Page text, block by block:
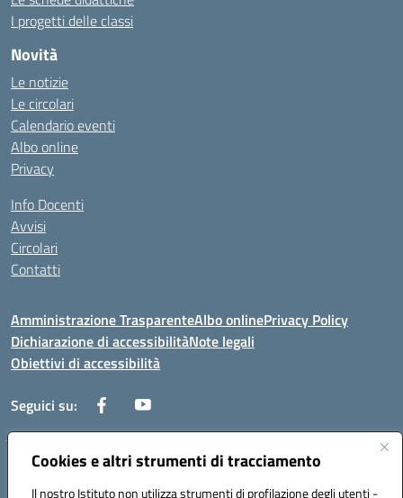
Cookies e altri strumenti di tracciamento
Il nostro Istituto non utilizza strumenti di profilazione degli utenti -
I progetti delle classi
Novità
Le notizie
Le circolari
Calendario eventi
Albo online
Privacy
Info Docenti
Avvisi
Circolari
Contatti
Amministrazione TrasparenteAlbo onlinePrivacy Policy
Dichiarazione di accessibilitàNote legali
Obiettivi di accessibilità
Seguici su:
Corso Roma, 1 71100 FOGGIA (FG)
Codice meccanografico: FGPM03000E